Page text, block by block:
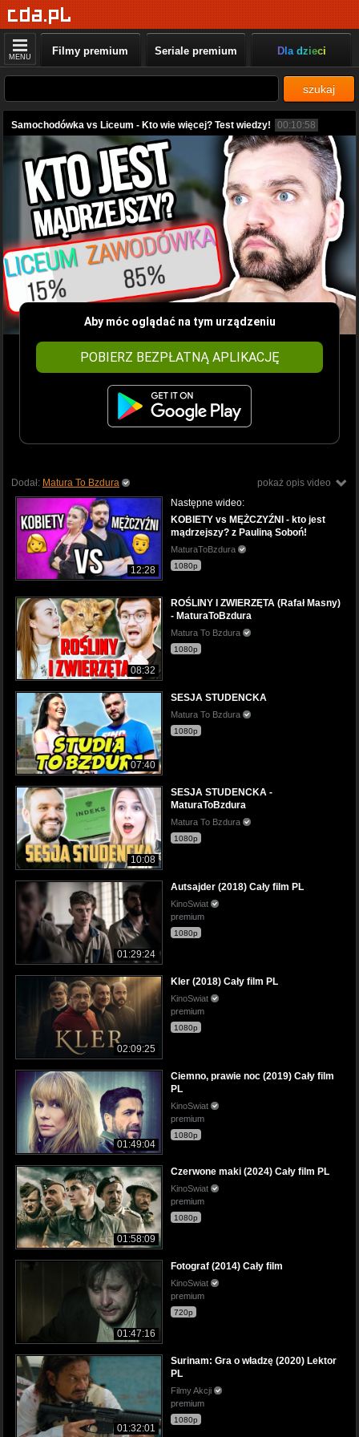
MENU Filmy premium Seriale premium Dla dzieci
szukaj
Samochodówka vs Liceum - Kto wie więcej? Test wiedzy! 00:10:58
Aby móc oglądać na tym urządzeniu
POBIERZ BEZPŁATNĄ APLIKACJĘ
pokaż opis video
Dodał: Matura To Bzdura
12:28
Następne wideo:
KOBIETY vs MĘŻCZYŹNI - kto jest
mądrzejszy? z Pauliną Soboń!
MaturaToBzdura
1080p
08:32
ROŚLINY I ZWIERZĘTA (Rafał Masny)
- MaturaToBzdura
Matura To Bzdura
1080p
07:40
SESJA STUDENCKA
Matura To Bzdura
1080p
10:08
SESJA STUDENCKA -
MaturaToBzdura
Matura To Bzdura
1080p
01:29:24
Autsajder (2018) Cały film PL
KinoSwiat
premium
1080p
02:09:25
Kler (2018) Cały film PL
KinoSwiat
premium
1080p
01:49:04
Ciemno, prawie noc (2019) Cały film
PL
KinoSwiat
premium
1080p
01:58:09
Czerwone maki (2024) Cały film PL
KinoSwiat
premium
1080p
01:47:16
Fotograf (2014) Cały film
KinoSwiat
premium
720p
01:32:01
Surinam: Gra o władzę (2020) Lektor
PL
Filmy Akcji
premium
1080p